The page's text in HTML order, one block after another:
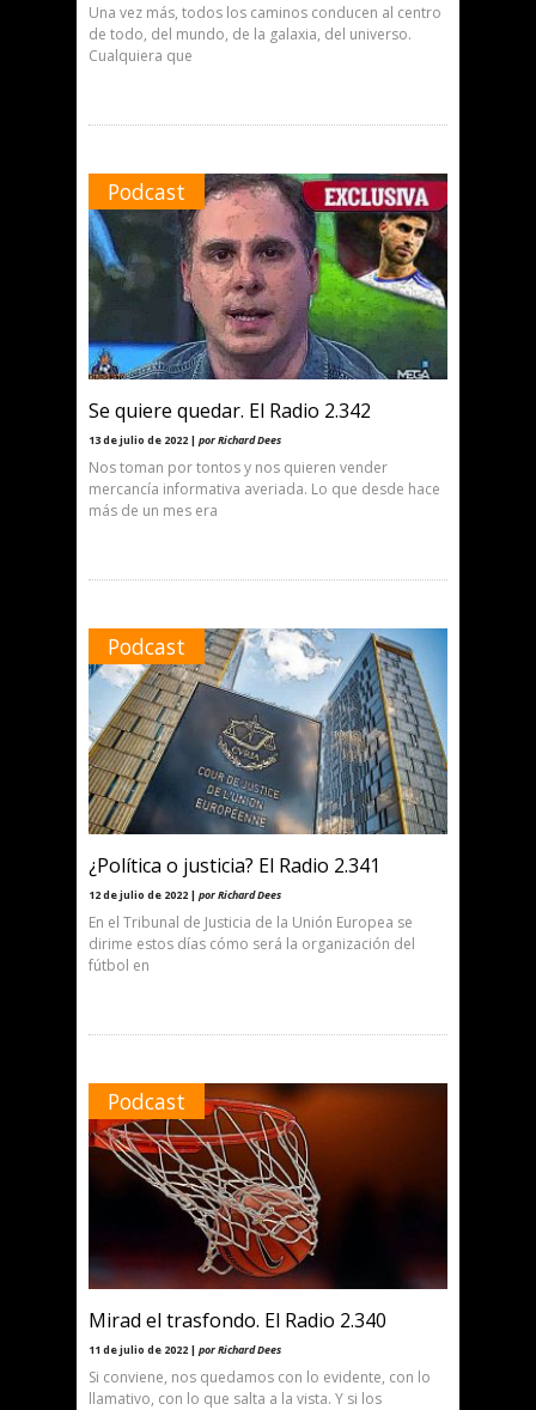
Una vez más, todos los caminos conducen al centro
de todo, del mundo, de la galaxia, del universo.
Cualquiera que
Podcast
Se quiere quedar. El Radio 2.342
13 de julio de 2022 | por Richard Dees
Nos toman por tontos y nos quieren vender
mercancía informativa averiada. Lo que desde hace
más de un mes era
Podcast
¿Política o justicia? El Radio 2.341
12 de julio de 2022 | por Richard Dees
En el Tribunal de Justicia de la Unión Europea se
dirime estos días cómo será la organización del
fútbol en
Podcast
Mirad el trasfondo. El Radio 2.340
11 de julio de 2022 | por Richard Dees
Si conviene, nos quedamos con lo evidente, con lo
llamativo, con lo que salta a la vista. Y si los